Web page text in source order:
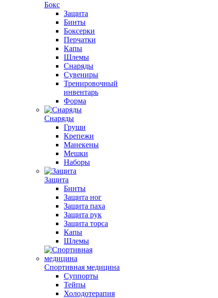
Бокс
Защита
Бинты
Боксерки
Перчатки
Капы
Шлемы
Снаряды
Сувениры
Тренировочный
инвентарь
Форма
Снаряды
Груши
Крепежи
Манекены
Мешки
Наборы
Защита
Бинты
Защита ног
Защита паха
Защита рук
Защита торса
Капы
Шлемы
Спортивная медицина
Суппорты
Тейпы
Холодотерапия